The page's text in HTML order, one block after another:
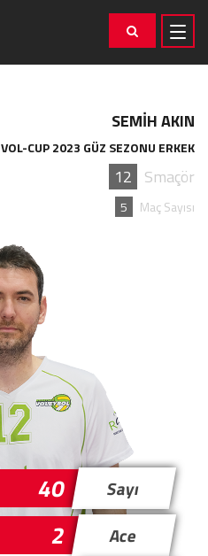
SEMİH AKIN
VOL-CUP 2023 GÜZ SEZONU ERKEK
12 Smaçör
5 Maç Sayısı
40 Sayı
2 Ace